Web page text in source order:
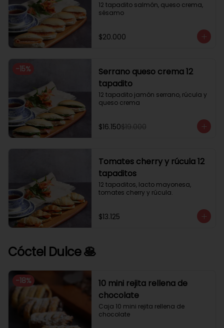
12 tapadito salmón, queso crema,
sésamo
$20.000
-15%
Serrano queso crema 12
tapadito
12 tapadito jamón serrano, rúcula y
queso crema
$16.150$19.000
Tomates cherry y rúcula 12
tapaditos
12 tapaditos, lacto mayonesa,
tomates cherry y rúcula.
$13.125
Cóctel Dulce 🥞
-18%
10 mini rejita rellena de
chocolate
Caja 10 mini rejita rellena de
chocolate